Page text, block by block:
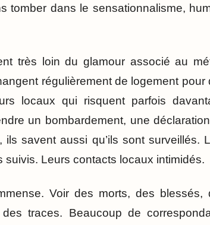
tomber dans le sensationnalisme,
très loin du glamour associé au
régulièrement de logement pour
locaux qui risquent parfois
un bombardement, une
savent aussi qu’ils sont surveillés.
Leurs contacts locaux intimidés.
Voir des morts, des blessés,
traces. Beaucoup de